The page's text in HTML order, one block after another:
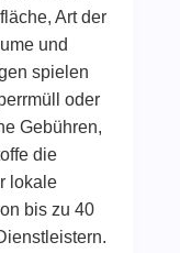
Art der
und
spielen
oder
Gebühren,
die
lokale
bis zu 40